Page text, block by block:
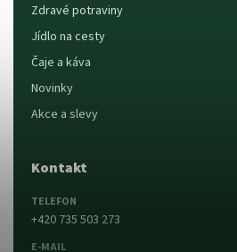
Zdravé potraviny
Jídlo na cesty
Čaje a káva
Novinky
Akce a slevy
Kontakt
TELEFON
+420 735 503 273
E-MAIL